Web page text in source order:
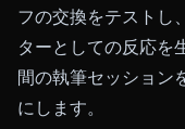
フの交換をテストし
ターとしての反応を
間の執筆セッション
にします。